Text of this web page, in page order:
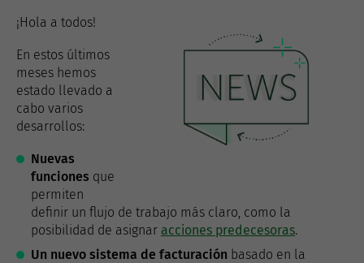
¡Hola a todos!
En estos últimos
meses hemos
estado llevado a
cabo varios
desarrollos:
Nuevas
funciones que
permiten
definir un flujo de trabajo más claro, como la
posibilidad de asignar acciones predecesoras.
Un nuevo sistema de facturación basado en la